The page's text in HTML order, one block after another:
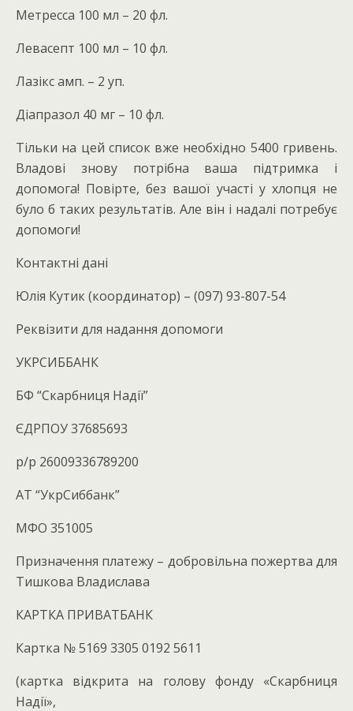
Метресса 100 мл – 20 фл.
Левасепт 100 мл – 10 фл.
Лазікс амп. – 2 уп.
Діапразол 40 мг – 10 фл.
Тільки на цей список вже необхідно 5400 гривень.
Владові знову потрібна ваша підтримка і
допомога! Повірте, без вашої участі у хлопця не
було б таких результатів. Але він і надалі потребує
допомоги!
Контактні дані
Юлія Кутик (координатор) – (097) 93-807-54
Реквізити для надання допомоги
УКРСИББАНК
БФ “Скарбниця Надії”
ЄДРПОУ 37685693
р/р 26009336789200
АТ “УкрСиббанк”
МФО 351005
Призначення платежу – добровільна пожертва для
Тишкова Владислава
КАРТКА ПРИВАТБАНК
Картка № 5169 3305 0192 5611
(картка відкрита на голову фонду «Скарбниця
Надії»,